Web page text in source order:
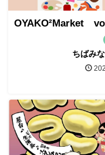
OYAKO²Market
ちばみ